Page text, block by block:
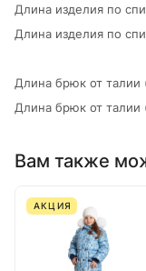
Длина изделия по
Длина изделия по
Длина брюк от талии
Длина брюк от талии
Вам также
АКЦИЯ